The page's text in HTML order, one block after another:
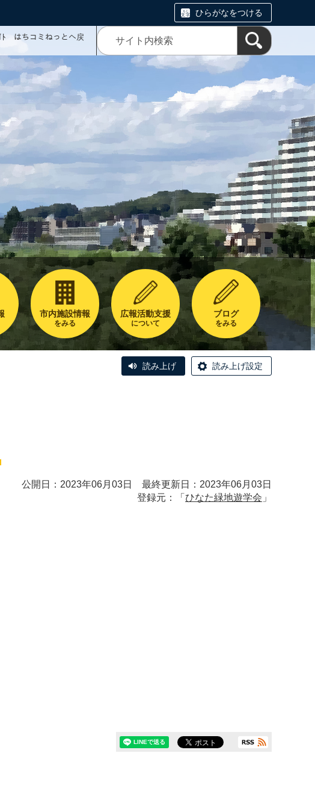
ひらがなをつける
ﾄ はちコミねっとへ戻
市内施設情報
をみる
広報活動支援
について
ブログ
をみる
読み上げ 読み上げ設定
公開日：2023年06月03日 最終更新日：2023年06月03日
登録元：「 ひなた緑地遊学会 」